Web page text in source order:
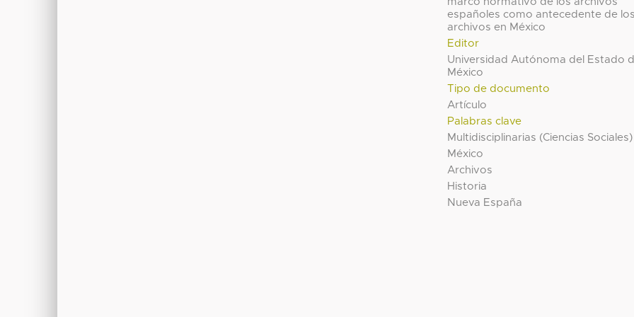
españoles como antecedente de
archivos en México
Editor
Universidad Autónoma del Estado
México
Tipo de documento
Artículo
Palabras clave
Multidisciplinarias (Ciencias Sociales)
México
Archivos
Historia
Nueva España